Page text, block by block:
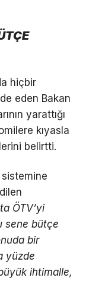
hiçbir
eden Bakan
yarattığı
kıyasla
belirtti.
sistemine
ÖTV’yi
sene bütçe
bir
yüzde
ihtimalle,